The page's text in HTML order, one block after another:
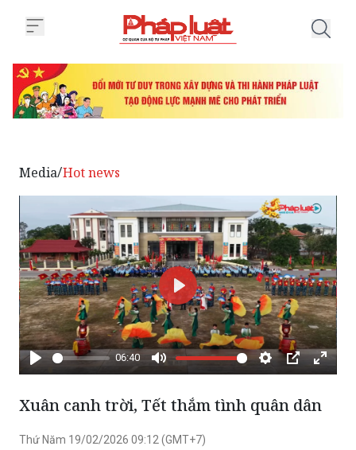
Media/Hot news
Phát
06:40
Tắt
tiếng
Cài
đặt
Chế
độ
Xem
Phát
Xuân canh trời, Tết thắm tình quân dân
Thứ Năm 19/02/2026 09:12 (GMT+7)